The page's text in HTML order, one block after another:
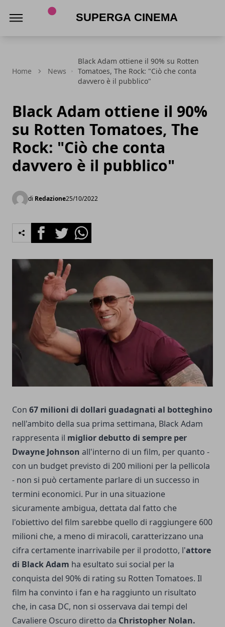
Home News
Black Adam ottiene il 90% su Rotten
Tomatoes, The Rock: "Ciò che conta
davvero è il pubblico"
Black Adam ottiene il 90%
su Rotten Tomatoes, The
Rock: "Ciò che conta
davvero è il pubblico"
di Redazione25/10/2022
FacebookTwitterWhatsapp
Con 67 milioni di dollari guadagnati al botteghino
nell'ambito della sua prima settimana, Black Adam
rappresenta il miglior debutto di sempre per
Dwayne Johnson all'interno di un film, per quanto -
con un budget previsto di 200 milioni per la pellicola
- non si può certamente parlare di un successo in
termini economici. Pur in una situazione
sicuramente ambigua, dettata dal fatto che
l'obiettivo del film sarebbe quello di raggiungere 600
milioni che, a meno di miracoli, caratterizzano una
cifra certamente inarrivabile per il prodotto, l'attore
di Black Adam ha esultato sui social per la
conquista del 90% di rating su Rotten Tomatoes. Il
film ha convinto i fan e ha raggiunto un risultato
che, in casa DC, non si osservava dai tempi del
Cavaliere Oscuro diretto da Christopher Nolan.